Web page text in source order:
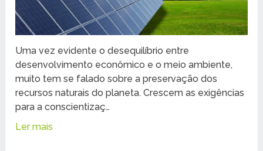
Uma vez evidente o desequilíbrio entre
desenvolvimento econômico e o meio ambiente,
muito tem se falado sobre a preservação dos
recursos naturais do planeta. Crescem as exigências
para a conscientizaç…
Ler mais